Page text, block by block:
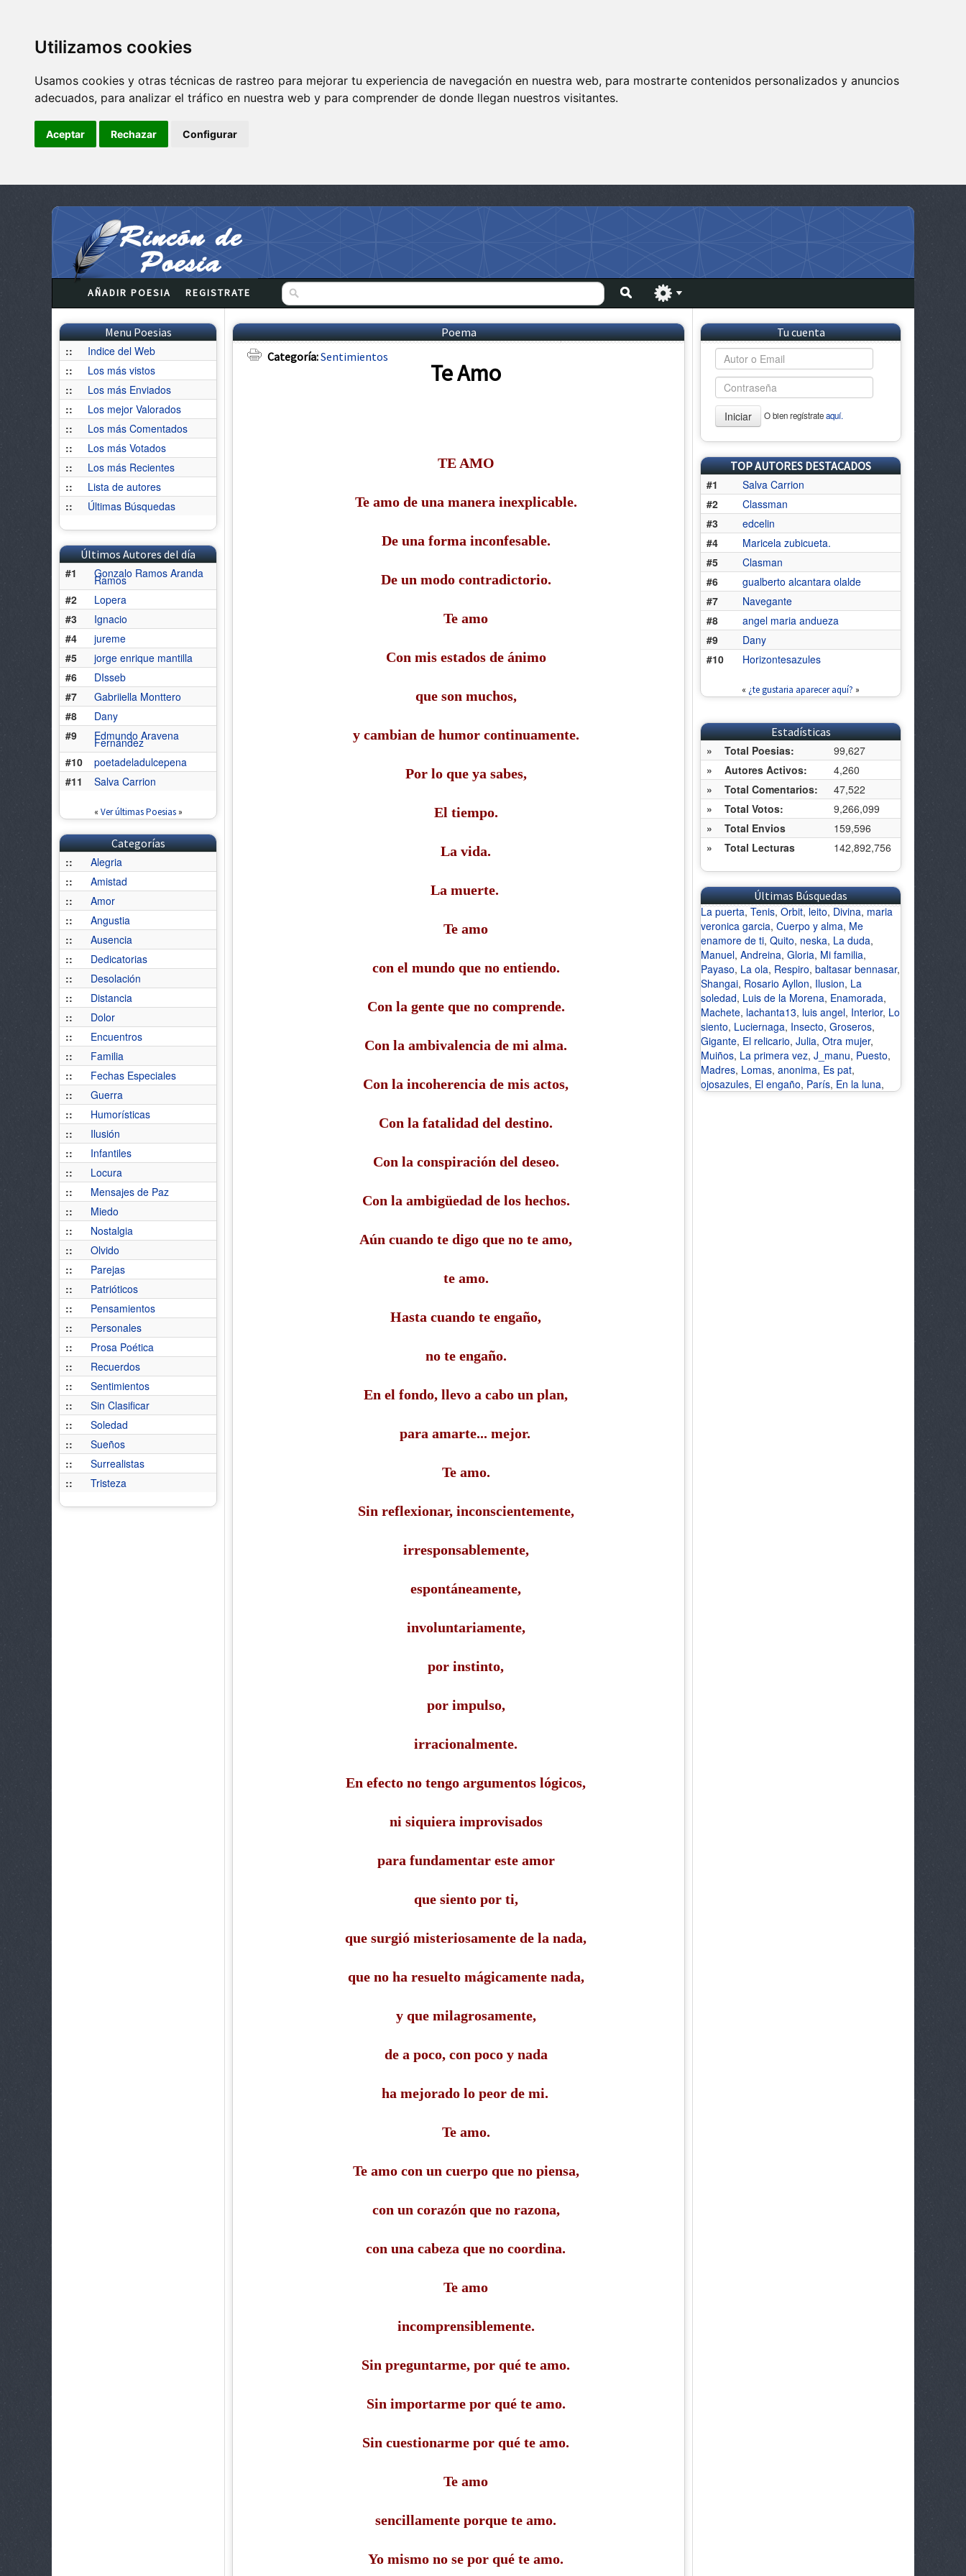
Utilizamos cookies
Usamos cookies y otras técnicas de rastreo para mejorar tu experiencia de navegación en nuestra web, para mostrarte contenidos personalizados y anuncios
adecuados, para analizar el tráfico en nuestra web y para comprender de donde llegan nuestros visitantes.
Aceptar Rechazar Configurar
AÑADIR POESIA REGISTRATE
Menu Poesias
::
Indice del Web
::
Los más vistos
::
Los más Enviados
::
Los mejor Valorados
::
Los más Comentados
::
Los más Votados
::
Los más Recientes
::
Lista de autores
::
Últimas Búsquedas
Últimos Autores del día
#1
Gonzalo Ramos Aranda
Ramos
#2
Lopera
#3
Ignacio
#4
jureme
#5
jorge enrique mantilla
#6
DIsseb
#7
Gabriiella Monttero
#8
Dany
#9
Edmundo Aravena
Fernández
#10
poetadeladulcepena
#11
Salva Carrion
« Ver últimas Poesias»
Categorías
::
Alegria
::
Amistad
::
Amor
::
Angustia
::
Ausencia
::
Dedicatorias
::
Desolación
::
Distancia
::
Dolor
::
Encuentros
::
Familia
::
Fechas Especiales
::
Guerra
::
Humorísticas
::
Ilusión
::
Infantiles
::
Locura
::
Mensajes de Paz
::
Miedo
::
Nostalgia
::
Olvido
::
Parejas
::
Patrióticos
::
Pensamientos
::
Personales
::
Prosa Poética
::
Recuerdos
::
Sentimientos
::
Sin Clasificar
::
Soledad
::
Sueños
::
Surrealistas
::
Tristeza
Poema
Categoría:Sentimientos
Te Amo
TE AMO
Te amo de una manera inexplicable.
De una forma inconfesable.
De un modo contradictorio.
Te amo
Con mis estados de ánimo
que son muchos,
y cambian de humor continuamente.
Por lo que ya sabes,
El tiempo.
La vida.
La muerte.
Te amo
con el mundo que no entiendo.
Con la gente que no comprende.
Con la ambivalencia de mi alma.
Con la incoherencia de mis actos,
Con la fatalidad del destino.
Con la conspiración del deseo.
Con la ambigüedad de los hechos.
Aún cuando te digo que no te amo,
te amo.
Hasta cuando te engaño,
no te engaño.
En el fondo, llevo a cabo un plan,
para amarte... mejor.
Te amo.
Sin reflexionar, inconscientemente,
irresponsablemente,
espontáneamente,
involuntariamente,
por instinto,
por impulso,
irracionalmente.
En efecto no tengo argumentos lógicos,
ni siquiera improvisados
para fundamentar este amor
que siento por ti,
que surgió misteriosamente de la nada,
que no ha resuelto mágicamente nada,
y que milagrosamente,
de a poco, con poco y nada
ha mejorado lo peor de mi.
Te amo.
Te amo con un cuerpo que no piensa,
con un corazón que no razona,
con una cabeza que no coordina.
Te amo
incomprensiblemente.
Sin preguntarme, por qué te amo.
Sin importarme por qué te amo.
Sin cuestionarme por qué te amo.
Te amo
sencillamente porque te amo.
Yo mismo no se por qué te amo.
Tu cuenta
Iniciar O bien regístrateaquí.
TOP AUTORES DESTACADOS
#1
Salva Carrion
#2
Classman
#3
edcelin
#4
Maricela zubicueta.
#5
Clasman
#6
gualberto alcantara olalde
#7
Navegante
#8
angel maria andueza
#9
Dany
#10
Horizontesazules
« ¿te gustaria aparecer aquí? »
Estadísticas
»
Total Poesias:
99,627
»
Autores Activos:
4,260
»
Total Comentarios:
47,522
»
Total Votos:
9,266,099
»
Total Envios
159,596
»
Total Lecturas 142,892,756
Últimas Búsquedas
La puerta, Tenis, Orbit, leito, Divina, maria
veronica garcia, Cuerpo y alma, Me
enamore de ti, Quito, neska, La duda,
Manuel, Andreina, Gloria, Mi familia,
Payaso, La ola, Respiro, baltasar bennasar,
Shangai, Rosario Ayllon, Ilusion, La
soledad, Luis de la Morena, Enamorada,
Machete, lachanta13, luis angel, Interior, Lo
siento, Luciernaga, Insecto, Groseros,
Gigante, El relicario, Julia, Otra mujer,
Muiños, La primera vez, J_manu, Puesto,
Madres, Lomas, anonima, Es pat,
ojosazules, El engaño, París, En la luna,